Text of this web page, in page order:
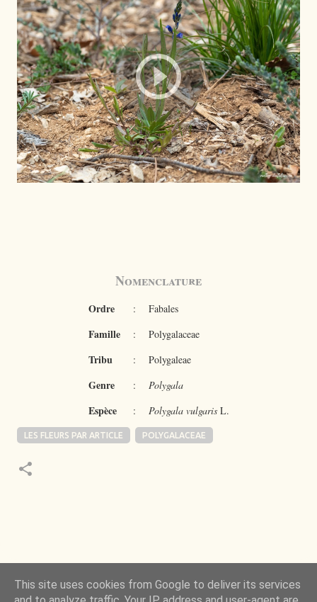
Nomenclature
Ordre : Fabales
Famille : Polygalaceae
Tribu : Polygaleae
Genre : Polygala
Espèce : Polygala vulgarisL.
LES FLEURS PAR ARTICLE POLYGALACEAE
de la Nature m’a toujours émerveillé mais ce qui
plus, c’est d’observer l’invisible qui l’a rendue
This site uses cookies from Google to deliver its services